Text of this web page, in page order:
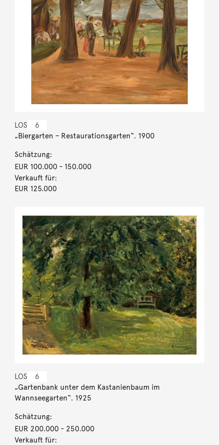
LOS 6
„Biergarten – Restaurationsgarten“. 1900
Schätzung:
EUR 100.000- 150.000
Verkauft für:
EUR 125.000
LOS 6
„Gartenbank unter dem Kastanienbaum im
Wannseegarten“. 1925
Schätzung:
EUR 200.000- 250.000
Verkauft für: